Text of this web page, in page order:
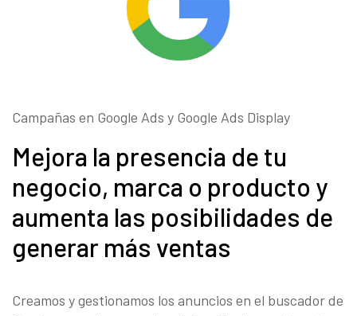
Campañas en Google Ads y Google Ads Display
Mejora la presencia de tu
negocio, marca o producto y
aumenta las posibilidades de
generar más ventas
Creamos y gestionamos los anuncios en el buscador de